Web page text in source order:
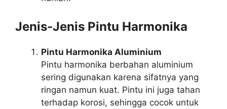
Jenis-Jenis Pintu Harmonika
Pintu Harmonika Aluminium
Pintu harmonika berbahan aluminium
sering digunakan karena sifatnya yang
ringan namun kuat. Pintu ini juga tahan
terhadap korosi, sehingga cocok untuk